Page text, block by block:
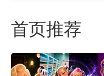
首页推荐